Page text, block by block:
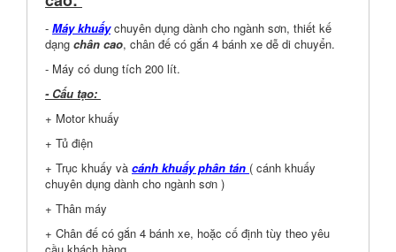
- Máy khuấychuyên dụng dành cho ngành sơn, thiết kế
dạng chân cao, chân đế có gắn 4 bánh xe dễ di chuyển.
- Máy có dung tích 200 lít.
- Cấu tạo:
+ Motor khuấy
+ Tủ điện
+ Trục khuấy và cánh khuấy phân tán ( cánh khuấy
chuyên dụng dành cho ngành sơn )
+ Thân máy
+ Chân đế có gắn 4 bánh xe, hoặc cố định tùy theo yêu